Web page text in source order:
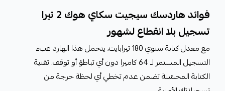
فوائد هاردسك سيجيت سكاي هوك 2 تيرا
تسجيل بلا انقطاع لشهور
مع معدل كتابة سنوي 180 تيرابايت، يتحمل هذا الهارد عبء
التسجيل المستمر لـ 64 كاميرا دون أي تباطؤ أو توقف. تقنية
الكتابة المحسّنة تضمن عدم تخطي أي لحظة حرجة من